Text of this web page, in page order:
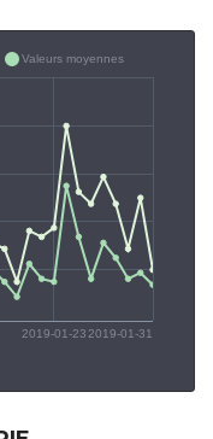
Valeurs moyennes
2019-01-23 2019-01-31